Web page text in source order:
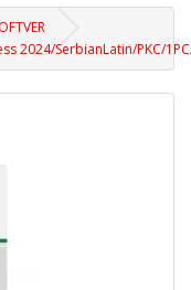
2024/SerbianLatin/PKC/